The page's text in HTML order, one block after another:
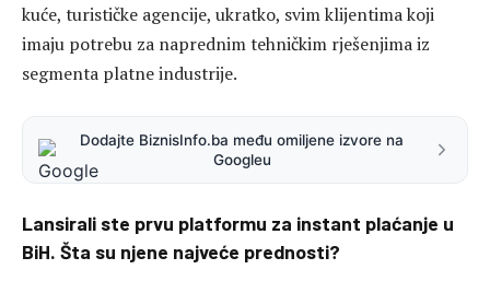
kuće, turističke agencije, ukratko, svim klijentima koji
imaju potrebu za naprednim tehničkim rješenjima iz
segmenta platne industrije.
Dodajte BiznisInfo.ba među omiljene izvore na
Googleu
Lansirali ste prvu platformu za instant plaćanje u
BiH. Šta su njene najveće prednosti?